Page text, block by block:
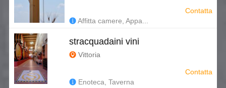
Affitta camere, Appa...
Contatta
stracquadaini vini
Vittoria
Enoteca, Taverna
Contatta